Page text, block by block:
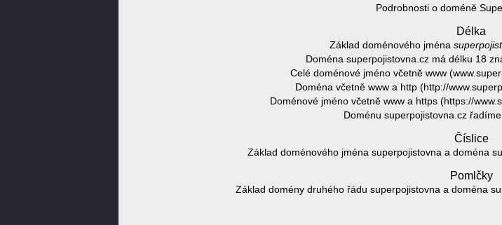
Podrobnosti o doméně
Délka
Základ doménového jména
Doména superpojistovna.cz má délku 18
Celé doménové jméno včetně www
Doména včetně www a http (http://
Doménové jméno včetně www a https (https://
Doménu superpojistovna.cz
Číslice
Základ doménového jména superpojistovna a doména
Pomlčky
Základ domény druhého řádu superpojistovna a doména